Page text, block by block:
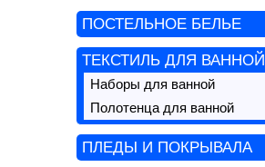
ПОСТЕЛЬНОЕ БЕЛЬЕ
ТЕКСТИЛЬ ДЛЯ ВАННОЙ
Наборы для ванной
Полотенца для ванной
ПЛЕДЫ И ПОКРЫВАЛА